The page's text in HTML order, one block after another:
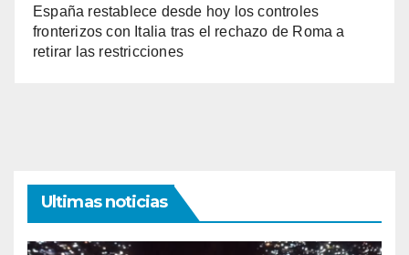
España restablece desde hoy los controles
fronterizos con Italia tras el rechazo de Roma a
retirar las restricciones
Ultimas noticias